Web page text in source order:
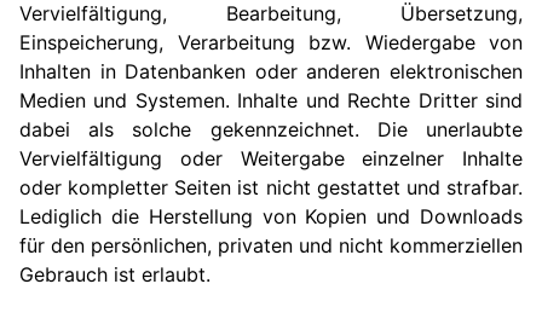
Vervielfältigung, Bearbeitung, Übersetzung,
Einspeicherung, Verarbeitung bzw. Wiedergabe von
Inhalten in Datenbanken oder anderen elektronischen
Medien und Systemen. Inhalte und Rechte Dritter sind
dabei als solche gekennzeichnet. Die unerlaubte
Vervielfältigung oder Weitergabe einzelner Inhalte
oder kompletter Seiten ist nicht gestattet und strafbar.
Lediglich die Herstellung von Kopien und Downloads
für den persönlichen, privaten und nicht kommerziellen
Gebrauch ist erlaubt.